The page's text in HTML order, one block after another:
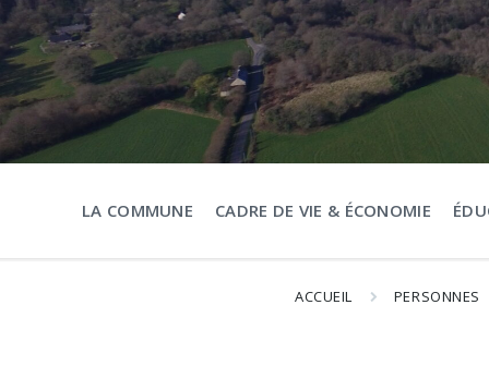
LA COMMUNE CADRE DE VIE & ÉCONOMIE
ACCUEIL PERSONNES